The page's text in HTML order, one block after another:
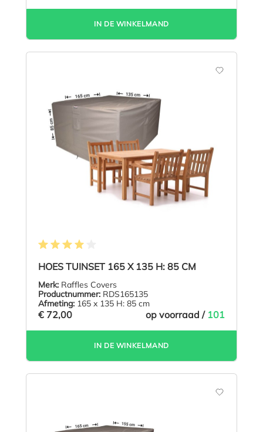
IN DE WINKELMAND
HOES TUINSET 165 X 135 H: 85 CM
Merk: Raffles Covers
Productnummer: RDS165135
Afmeting: 165 x 135 H: 85 cm
€ 72,00 op voorraad / 101
IN DE WINKELMAND